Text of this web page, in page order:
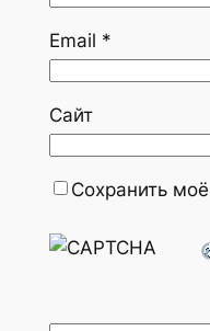
Email *
Сайт
Сохранить